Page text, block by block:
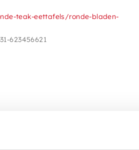
teak-eettafels/ronde-bladen-
623456621